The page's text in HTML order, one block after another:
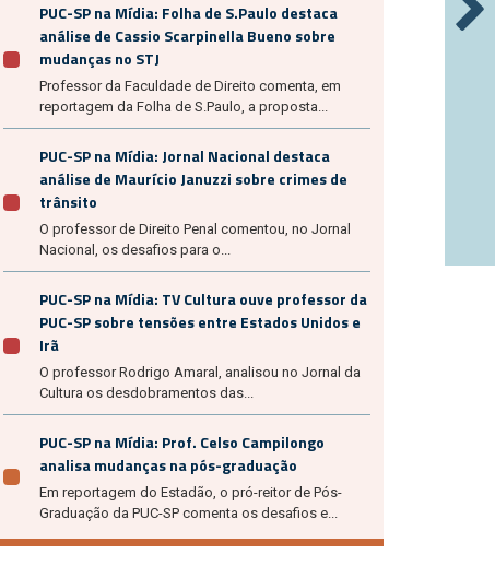
PUC-SP na Mídia: Folha de S.Paulo destaca
análise de Cassio Scarpinella Bueno sobre
mudanças no STJ
Professor da Faculdade de Direito comenta, em
reportagem da Folha de S.Paulo, a proposta...
PUC-SP na Mídia: Jornal Nacional destaca
análise de Maurício Januzzi sobre crimes de
trânsito
O professor de Direito Penal comentou, no Jornal
Nacional, os desafios para o...
PUC-SP na Mídia: TV Cultura ouve professor da
PUC-SP sobre tensões entre Estados Unidos e
Irã
O professor Rodrigo Amaral, analisou no Jornal da
Cultura os desdobramentos das...
PUC-SP na Mídia: Prof. Celso Campilongo
analisa mudanças na pós-graduação
Em reportagem do Estadão, o pró-reitor de Pós-
Graduação da PUC-SP comenta os desafios e...